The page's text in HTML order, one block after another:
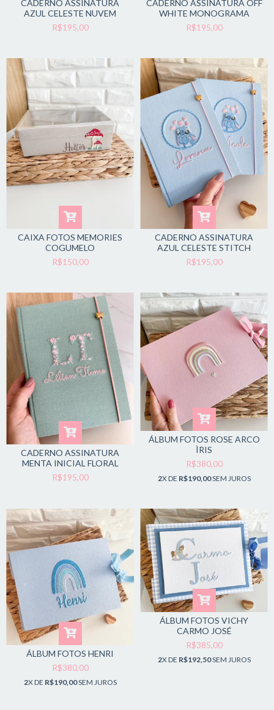
CADERNO ASSINATURA
AZUL CELESTE NUVEM
R$195,00
CADERNO ASSINATURA OFF
WHITE MONOGRAMA
R$195,00
CAIXA FOTOS MEMORIES
COGUMELO
R$150,00
CADERNO ASSINATURA
AZUL CELESTE STITCH
R$195,00
CADERNO ASSINATURA
MENTA INICIAL FLORAL
R$195,00
ÁLBUM FOTOS ROSE ARCO
ÌRIS
R$380,00
2X DE R$190,00SEM JUROS
ÁLBUM FOTOS HENRI
R$380,00
2X DE R$190,00SEM JUROS
ÁLBUM FOTOS VICHY
CARMO JOSÉ
R$385,00
2X DE R$192,50SEM JUROS